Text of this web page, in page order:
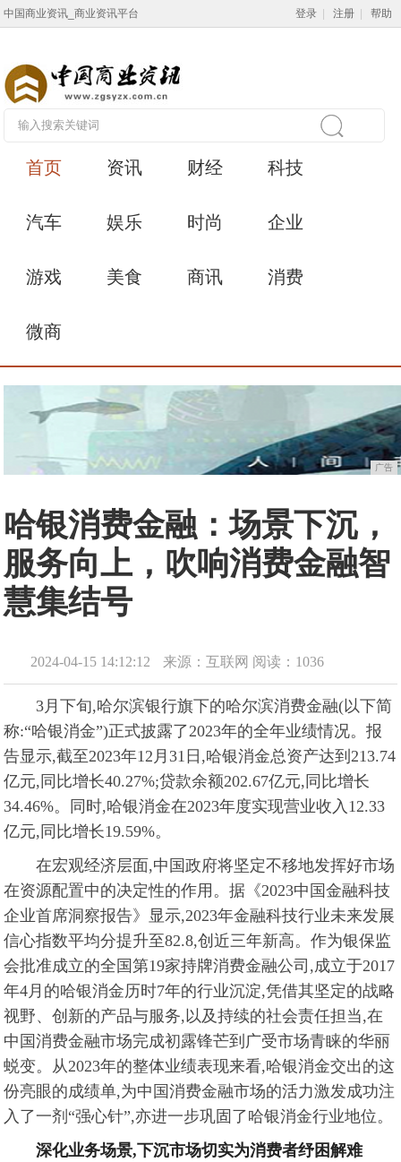
中国商业资讯_商业资讯平台 登录 注册 帮助
首页 资讯 财经 科技
汽车 娱乐 时尚 企业
游戏 美食 商讯 消费
微商
广告
哈银消费金融：场景下沉，
服务向上，吹响消费金融智
慧集结号
2024-04-15 14:12:12 来源：互联网 阅读：1036
3月下旬,哈尔滨银行旗下的哈尔滨消费金融(以下简
称:“哈银消金”)正式披露了2023年的全年业绩情况。报
告显示,截至2023年12月31日,哈银消金总资产达到213.74
亿元,同比增长40.27%;贷款余额202.67亿元,同比增长
34.46%。同时,哈银消金在2023年度实现营业收入12.33
亿元,同比增长19.59%。
在宏观经济层面,中国政府将坚定不移地发挥好市场
在资源配置中的决定性的作用。据《2023中国金融科技
企业首席洞察报告》显示,2023年金融科技行业未来发展
信心指数平均分提升至82.8,创近三年新高。作为银保监
会批准成立的全国第19家持牌消费金融公司,成立于2017
年4月的哈银消金历时7年的行业沉淀,凭借其坚定的战略
视野、创新的产品与服务,以及持续的社会责任担当,在
中国消费金融市场完成初露锋芒到广受市场青睐的华丽
蜕变。从2023年的整体业绩表现来看,哈银消金交出的这
份亮眼的成绩单,为中国消费金融市场的活力激发成功注
入了一剂“强心针”,亦进一步巩固了哈银消金行业地位。
深化业务场景,下沉市场切实为消费者纾困解难